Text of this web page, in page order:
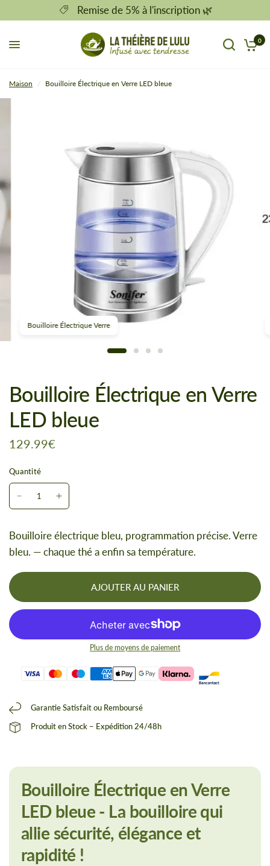
Remise de 5% à l'inscription 🌿
0
Maison / Bouilloire Électrique en Verre LED bleue
Bouilloire Électrique Verre
Bouilloire Électrique en Verre
LED bleue
129.99€
Quantité
Bouilloire électrique bleu, programmation précise. Verre
bleu. — chaque thé a enfin sa température.
AJOUTER AU PANIER
Plus de moyens de paiement
Garantie Satisfait ou Remboursé
Produit en Stock – Expédition 24/48h
Bouilloire Électrique en Verre
LED bleue - La bouilloire qui
allie sécurité, élégance et
rapidité !